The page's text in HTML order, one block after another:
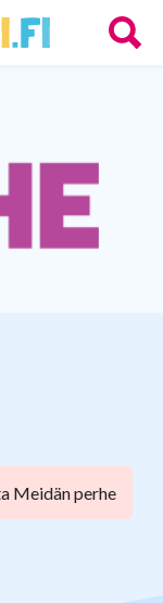
Meidän perhe